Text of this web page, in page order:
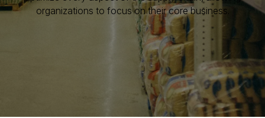
organizations to focus on their core business.